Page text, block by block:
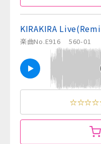
KIRAKIRA
楽曲No.E916 560-01